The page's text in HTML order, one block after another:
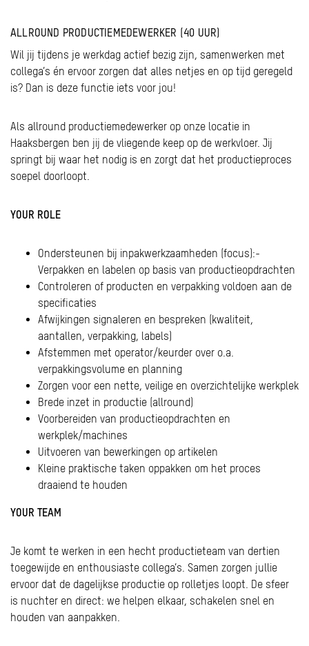
ALLROUND PRODUCTIEMEDEWERKER (40 UUR)
Wil jij tijdens je werkdag actief bezig zijn, samenwerken met
collega’s én ervoor zorgen dat alles netjes en op tijd geregeld
is? Dan is deze functie iets voor jou!
Als allround productiemedewerker op onze locatie in
Haaksbergen ben jij de vliegende keep op de werkvloer. Jij
springt bij waar het nodig is en zorgt dat het productieproces
soepel doorloopt.
YOUR ROLE
Ondersteunen bij inpakwerkzaamheden (focus):-
Verpakken en labelen op basis van productieopdrachten
Controleren of producten en verpakking voldoen aan de
specificaties
Afwijkingen signaleren en bespreken (kwaliteit,
aantallen, verpakking, labels)
Afstemmen met operator/keurder over o.a.
verpakkingsvolume en planning
Zorgen voor een nette, veilige en overzichtelijke werkplek
Brede inzet in productie (allround)
Voorbereiden van productieopdrachten en
werkplek/machines
Uitvoeren van bewerkingen op artikelen
Kleine praktische taken oppakken om het proces
draaiend te houden
YOUR TEAM
Je komt te werken in een hecht productieteam van dertien
toegewijde en enthousiaste collega’s. Samen zorgen jullie
ervoor dat de dagelijkse productie op rolletjes loopt. De sfeer
is nuchter en direct: we helpen elkaar, schakelen snel en
houden van aanpakken.